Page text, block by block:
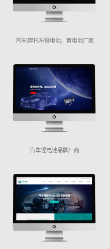
汽车\摩托车锂电池、蓄电池厂家
汽车锂电池品牌厂商